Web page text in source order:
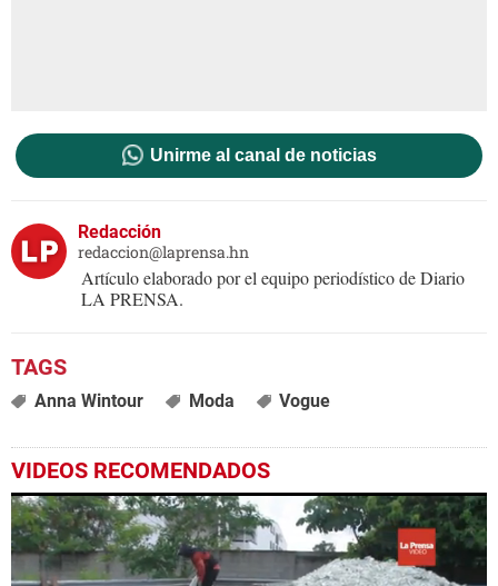
Unirme al canal de noticias
Redacción
redaccion@laprensa.hn
Artículo elaborado por el equipo periodístico de Diario
LA PRENSA.
Anna Wintour Moda Vogue
VIDEOS RECOMENDADOS